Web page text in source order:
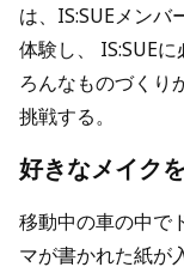
は、IS:SUEメン
体験し、 IS:SUE
ろんなものづくり
挑戦する。
好きなメイク
移動中の車の中で
マが書かれた紙が